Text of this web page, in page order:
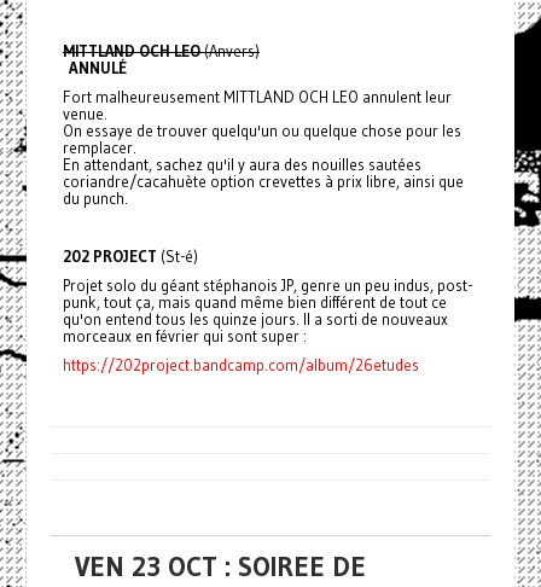
MITTLAND OCH LEO(Anvers)
ANNULÉ
Fort malheureusement MITTLAND OCH LEO annulent leur
venue.
On essaye de trouver quelqu'un ou quelque chose pour les
remplacer.
En attendant, sachez qu'il y aura des nouilles sautées
coriandre/cacahuète option crevettes à prix libre, ainsi que
du punch.
202 PROJECT (St-é)
Projet solo du géant stéphanois JP, genre un peu indus, post-
punk, tout ça, mais quand même bien différent de tout ce
qu'on entend tous les quinze jours. Il a sorti de nouveaux
morceaux en février qui sont super :
https://202project.bandcamp.com/album/26etudes
VEN 23 OCT : SOIREE DE